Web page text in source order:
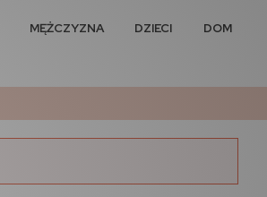
MĘŻCZYZNA DZIECI DOM